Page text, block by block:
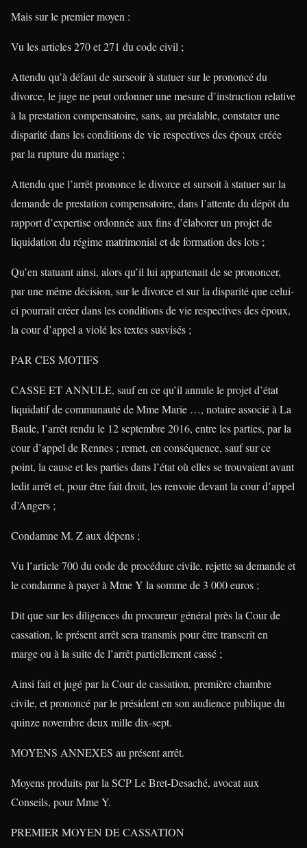
Mais sur le premier moyen :
Vu les articles 270 et 271 du code civil ;
Attendu qu’à défaut de surseoir à statuer sur le prononcé du
divorce, le juge ne peut ordonner une mesure d’instruction relative
à la prestation compensatoire, sans, au préalable, constater une
disparité dans les conditions de vie respectives des époux créée
par la rupture du mariage ;
Attendu que l’arrêt prononce le divorce et sursoit à statuer sur la
demande de prestation compensatoire, dans l’attente du dépôt du
rapport d’expertise ordonnée aux fins d’élaborer un projet de
liquidation du régime matrimonial et de formation des lots ;
Qu’en statuant ainsi, alors qu’il lui appartenait de se prononcer,
par une même décision, sur le divorce et sur la disparité que celui-
ci pourrait créer dans les conditions de vie respectives des époux,
la cour d’appel a violé les textes susvisés ;
PAR CES MOTIFS
CASSE ET ANNULE, sauf en ce qu’il annule le projet d’état
liquidatif de communauté de Mme Marie …, notaire associé à La
Baule, l’arrêt rendu le 12 septembre 2016, entre les parties, par la
cour d’appel de Rennes ; remet, en conséquence, sauf sur ce
point, la cause et les parties dans l’état où elles se trouvaient avant
ledit arrêt et, pour être fait droit, les renvoie devant la cour d’appel
d’Angers ;
Condamne M. Z aux dépens ;
Vu l’article 700 du code de procédure civile, rejette sa demande et
le condamne à payer à Mme Y la somme de 3 000 euros ;
Dit que sur les diligences du procureur général près la Cour de
cassation, le présent arrêt sera transmis pour être transcrit en
marge ou à la suite de l’arrêt partiellement cassé ;
Ainsi fait et jugé par la Cour de cassation, première chambre
civile, et prononcé par le président en son audience publique du
quinze novembre deux mille dix-sept.
MOYENS ANNEXES au présent arrêt.
Moyens produits par la SCP Le Bret-Desaché, avocat aux
Conseils, pour Mme Y.
PREMIER MOYEN DE CASSATION